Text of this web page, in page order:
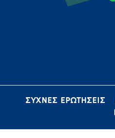
ΣΥΧΝΕΣ ΕΡΩΤΗΣΕΙΣ